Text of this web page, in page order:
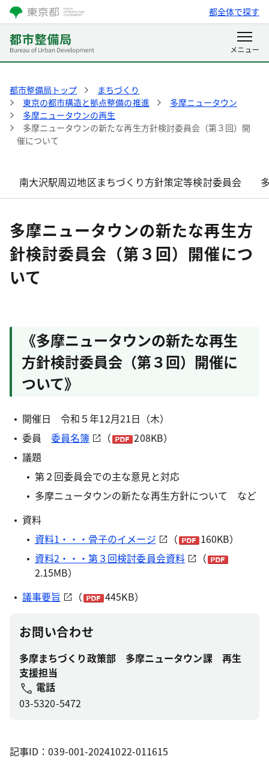
都全体で探す
都市整備局トップ
まちづくり
東京の都市構造と拠点整備の推進
多摩ニュータウン
多摩ニュータウンの再生
多摩ニュータウンの新たな再生方針検討委員会（第３回）開
催について
南大沢駅周辺地区まちづくり方針策定等検討委員会
多摩ニュータウンの新たな再生方
針検討委員会（第３回）開催につ
いて
《多摩ニュータウンの新たな再生
方針検討委員会（第３回）開催に
ついて》
開催日 令和５年12月21日（木）
委員委員名簿 （
208KB）
議題
第２回委員会での主な意見と対応
多摩ニュータウンの新たな再生方針について など
資料
資料1・・・骨子のイメージ
（
160KB）
資料2・・・第３回検討委員会資料
（
2.15MB）
議事要旨
（ 445KB）
お問い合わせ
多摩まちづくり政策部 多摩ニュータウン課 再生
支援担当
電話
03-5320-5472
記事ID：039-001-20241022-011615